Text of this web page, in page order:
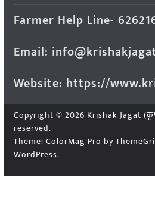
Farmer Help Line-
Email:
Website: https://
Copyright © 2026 Krishak Jagat
reserved.
Theme: ColorMag Pro by
WordPress.